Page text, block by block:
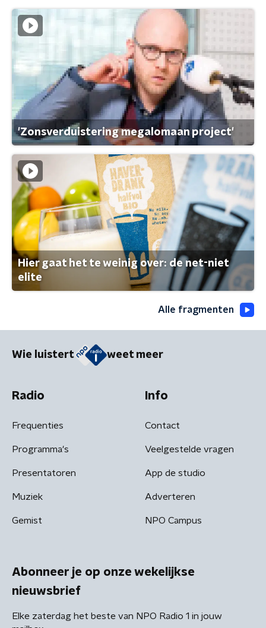
'Zonsverduistering megalomaan project'
Hier gaat het te weinig over: de net-niet
elite
Alle fragmenten
Wie luistert weet meer
Radio
Frequenties
Programma's
Presentatoren
Muziek
Gemist
Info
Contact
Veelgestelde vragen
App de studio
Adverteren
NPO Campus
Abonneer je op onze wekelijkse
nieuwsbrief
Elke zaterdag het beste van NPO Radio 1 in jouw